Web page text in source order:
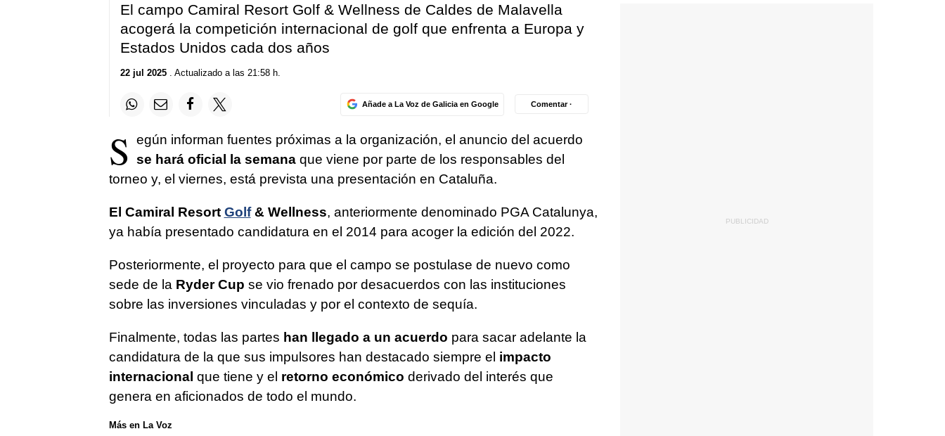
El campo Camiral Resort Golf & Wellness de Caldes de Malavella
acogerá la competición internacional de golf que enfrenta a Europa y
Estados Unidos cada dos años
22 jul 2025. Actualizado a las 21:58 h.
Añade a La Voz de Galicia en Google Comentar ·
S
egún informan fuentes próximas a la organización, el anuncio del acuerdo
se hará oficial la semanaque viene por parte de los responsables del
torneo y, el viernes, está prevista una presentación en Cataluña.
El Camiral Resort Golf& Wellness, anteriormente denominado PGA Catalunya,
ya había presentado candidatura en el 2014 para acoger la edición del 2022.
Posteriormente, el proyecto para que el campo se postulase de nuevo como
sede de la Ryder Cup se vio frenado por desacuerdos con las instituciones
sobre las inversiones vinculadas y por el contexto de sequía.
Finalmente, todas las partes han llegado a un acuerdo para sacar adelante la
candidatura de la que sus impulsores han destacado siempre el impacto
internacional que tiene y el retorno económico derivado del interés que
genera en aficionados de todo el mundo.
Más en La Voz